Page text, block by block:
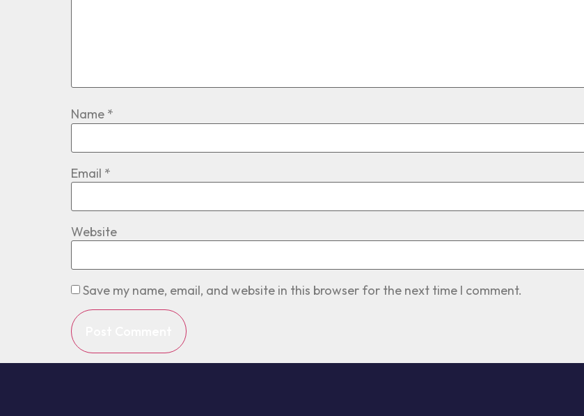
Name *
Email *
Website
Save my name, email, and website in this browser for the next time I comment.